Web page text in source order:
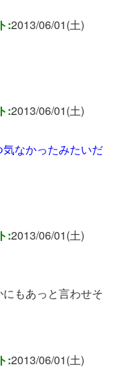
:2013/06/01(土)
:2013/06/01(土)
なかったみたいだ
:2013/06/01(土)
もあっと言わせそ
:2013/06/01(土)